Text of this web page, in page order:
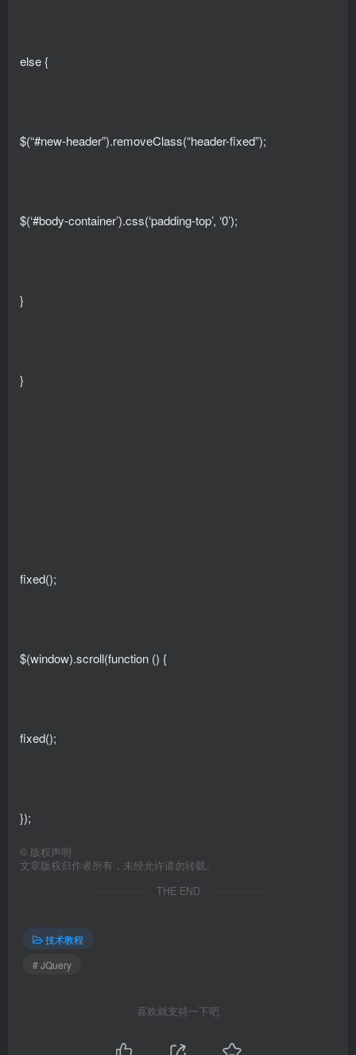
else {
$(“#new-header”).removeClass(“header-fixed”);
$(‘#body-container’).css(‘padding-top’, ‘0’);
}
}
fixed();
$(window).scroll(function () {
fixed();
});
© 版权声明
文章版权归作者所有，未经允许请勿转载。
THE END
技术教程
# JQuery
喜欢就支持一下吧